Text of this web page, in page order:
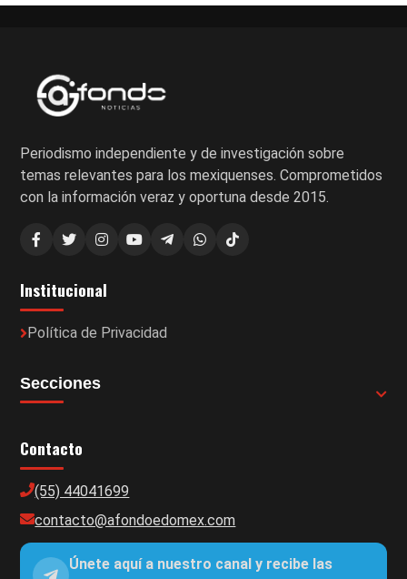
Periodismo independiente y de investigación sobre
temas relevantes para los mexiquenses. Comprometidos
con la información veraz y oportuna desde 2015.
Institucional
Política de Privacidad
Secciones
Contacto
(55) 44041699
contacto@afondoedomex.com
Únete aquí a nuestro canal y recibe las